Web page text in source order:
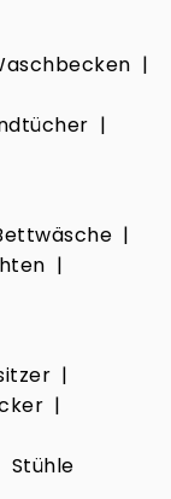
|
|
|
|
|
|
Stühle